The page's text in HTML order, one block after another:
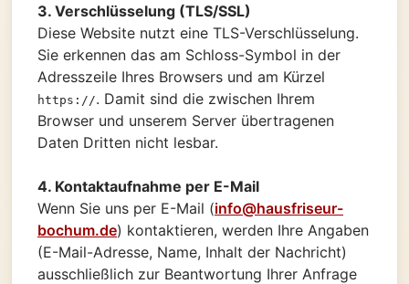
3. Verschlüsselung (TLS/SSL)
Diese Website nutzt eine TLS-Verschlüsselung.
Sie erkennen das am Schloss-Symbol in der
Adresszeile Ihres Browsers und am Kürzel
https://. Damit sind die zwischen Ihrem
Browser und unserem Server übertragenen
Daten Dritten nicht lesbar.
4. Kontaktaufnahme per E-Mail
Wenn Sie uns per E-Mail (info@hausfriseur-
bochum.de) kontaktieren, werden Ihre Angaben
(E-Mail-Adresse, Name, Inhalt der Nachricht)
ausschließlich zur Beantwortung Ihrer Anfrage